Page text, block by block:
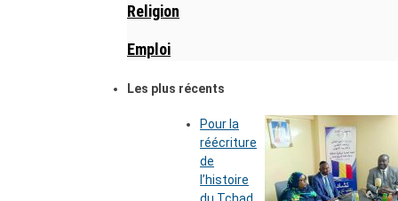
Religion
Emploi
Les plus récents
Pour la
réécriture
de
l’histoire
du Tchad,